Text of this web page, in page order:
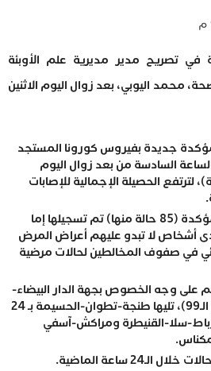
في تصريح مدير مديرية علم الأوبئة
محمد اليوبي، بعد زوال اليوم الاثنين
إصابة مؤكدة جديدة بفيروس كورونا المستجد
حدود الساعة السادسة من بعد زوال اليوم
الأخيرة)، لترتفع الحصيلة الإجمالية للإصابات
جل الحالات الجديدة المؤكدة (85 حالة منها) تم تسجيلها إما
أشخاص لا تبدو عليهم أعراض المرض
في صفوف المخالطين لحالات مرضية
على وجه الخصوص بجهة الدار البيضاء-
سطات (61 حالة من بين الـ99)، تليها طنجة-تطوان-الحسيمة بـ 24
سلا-القنيطرة ومراكش-آسفي
ساعة الماضية.